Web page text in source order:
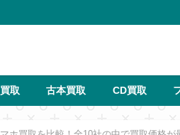
取 古本買取 CD買取